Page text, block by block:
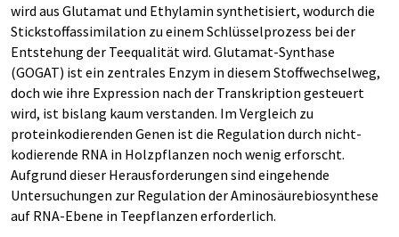
wird aus Glutamat und Ethylamin synthetisiert, wodurch die
Stickstoffassimilation zu einem Schlüsselprozess bei der
Entstehung der Teequalität wird. Glutamat-Synthase
(GOGAT) ist ein zentrales Enzym in diesem Stoffwechselweg,
doch wie ihre Expression nach der Transkription gesteuert
wird, ist bislang kaum verstanden. Im Vergleich zu
proteinkodierenden Genen ist die Regulation durch nicht-
kodierende RNA in Holzpflanzen noch wenig erforscht.
Aufgrund dieser Herausforderungen sind eingehende
Untersuchungen zur Regulation der Aminosäurebiosynthese
auf RNA-Ebene in Teepflanzen erforderlich.